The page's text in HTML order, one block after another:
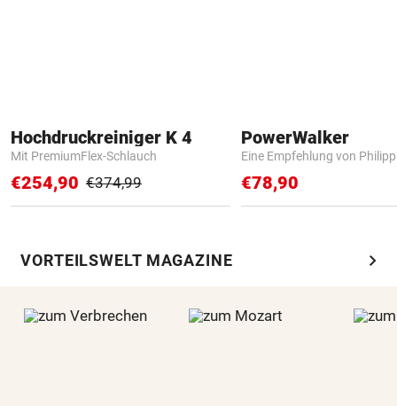
Hochdruckreiniger K 4
Mit PremiumFlex-Schlauch
€254,90 €374,99
PowerWalker
Eine Empfehlung von
€78,90
VORTEILSWELT MAGAZINE chevron_right